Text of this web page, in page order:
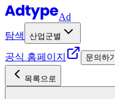
Ad
탐색
산업군별
공식 홈페이지 문의하
목록으로